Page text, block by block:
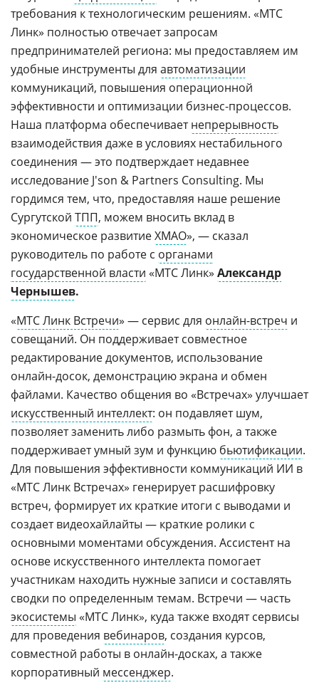
требования к технологическим решениям. «МТС
Линк» полностью отвечает запросам
предпринимателей региона: мы предоставляем им
удобные инструменты для автоматизации
коммуникаций, повышения операционной
эффективности и оптимизации бизнес-процессов.
Наша платформа обеспечиваетнепрерывность
взаимодействия даже в условиях нестабильного
соединения — это подтверждает недавнее
исследование J'son & Partners Consulting. Мы
гордимся тем, что, предоставляя наше решение
Сургутской ТПП, можем вносить вклад в
экономическое развитиеХМАО», — сказал
руководитель по работе с органами
государственной власти «МТС Линк» Александр
Чернышев.
«МТС Линк Встречи» — сервис для онлайн-встреч и
совещаний. Он поддерживает совместное
редактирование документов, использование
онлайн-досок, демонстрацию экрана и обмен
файлами. Качество общения во «Встречах» улучшает
искусственный интеллект: он подавляет шум,
позволяет заменить либо размыть фон, а также
поддерживает умный зум и функцию бьютификации.
Для повышения эффективности коммуникаций ИИ в
«МТС Линк Встречах» генерирует расшифровку
встреч, формирует их краткие итоги с выводами и
создает видеохайлайты — краткие ролики с
основными моментами обсуждения. Ассистент на
основе искусственного интеллекта помогает
участникам находить нужные записи и составлять
сводки по определенным темам. Встречи — часть
экосистемы «МТС Линк», куда также входят сервисы
для проведения вебинаров, создания курсов,
совместной работы в онлайн-досках, а также
корпоративный мессенджер.